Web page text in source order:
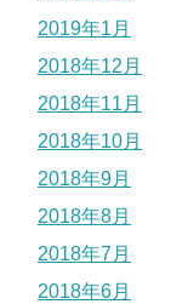
2019年1月
2018年12月
2018年11月
2018年10月
2018年9月
2018年8月
2018年7月
2018年6月